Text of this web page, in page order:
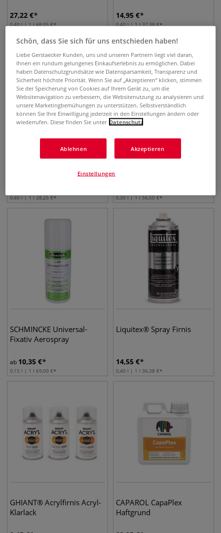
27,22 €
0,40 l | 1 l 68,05€
14,95 €
0,40 l | 1 l 37,38€
SENNELIER Anti-UV Firnis
0,40 l | 1 l 28,25€
SCHMINCKE Aerospray
0,30 l | 1 l 56,50€
SCHMINCKE Universal-
Fixativ Aerospray
ab 10,35 €
0,15 l | 1 l 69,00 €
Liquitex® Spray Firnis
14,55 €
0,40 l | 1 l 36,38 €
GHIANT® Acrylfirnis Acryl-
Klarlack
CAPAROL CapaPlex
Haftgrund
Schön, dass Sie sich für uns entschieden haben!
Liebe Gerstaecker Kunden, uns und unseren Partnern liegt viel daran,
Ihnen ein rundum gelungenes Einkaufserlebnis zu ermöglichen. Dabei
haben Datenschutzgrundsätze wie Datensparsamkeit, Transparenz und
Sicherheit höchste Priorität. Wenn Sie auf „Akzeptieren“ klicken, stimmen
Sie der Speicherung von Cookies auf Ihrem Gerät zu, um die
Websitenavigation zu verbessern, die Websitenutzung zu analysieren und
unsere Marketingbemühungen zu unterstützen. Selbstverständlich
können Sie Ihre Einwilligung jederzeit in den Einstellungen ändern oder
wiederrufen. Diese finden Sie unter Datenschutz
Ablehnen Akzeptieren
Einstellungen